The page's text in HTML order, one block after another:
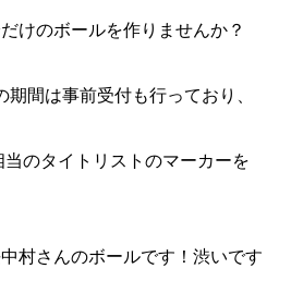
けのボールを作りませんか？
期間は事前受付も行っており、
当のタイトリストのマーカーを
村さんのボールです！渋いです